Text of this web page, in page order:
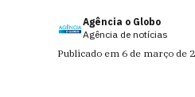
Agência o Globo
Agência de notícias
Publicado em 6 de março de